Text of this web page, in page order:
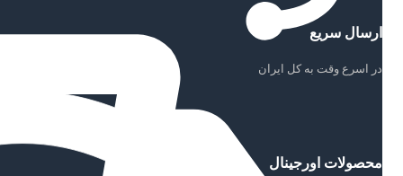
ارسال سریع
در اسرع وقت به کل ایران
محصولات اورجینال